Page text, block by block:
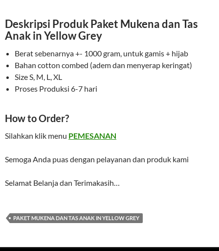
Deskripsi Produk Paket Mukena dan Tas
Anak in Yellow Grey
Berat sebenarnya +- 1000 gram, untuk gamis + hijab
Bahan cotton combed (adem dan menyerap keringat)
Size S, M, L, XL
Proses Produksi 6-7 hari
How to Order?
Silahkan klik menu PEMESANAN
Semoga Anda puas dengan pelayanan dan produk kami
Selamat Belanja dan Terimakasih…
PAKET MUKENA DAN TAS ANAK IN YELLOW GREY